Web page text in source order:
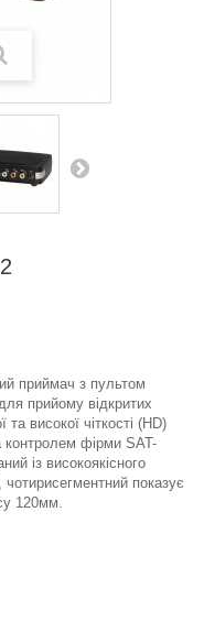
приймач з пультом
прийому відкритих
та високої чіткості (HD)
контролем фірми SAT-
із високоякісного
показує
120мм.